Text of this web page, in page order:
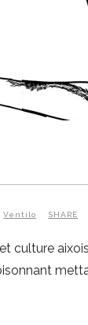
Ventilo SHARE
culture